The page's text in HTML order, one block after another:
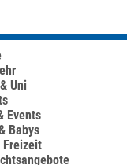
Uni
Events
Babys
Freizeit